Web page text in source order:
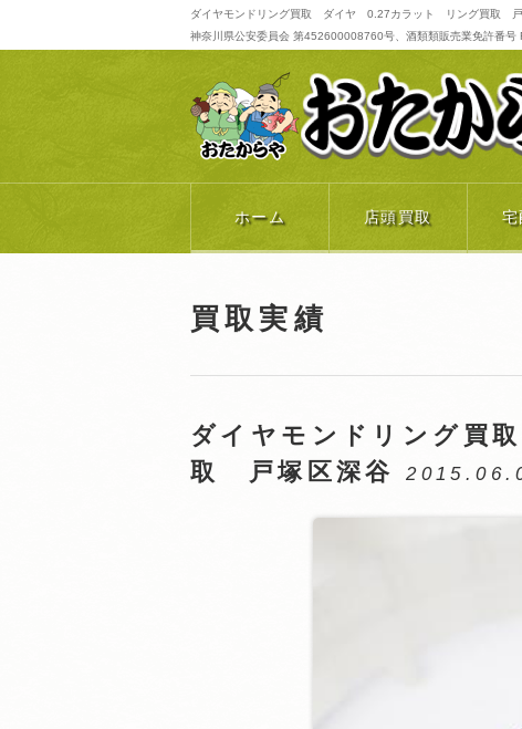
ダイヤモンドリング買取 ダイヤ 0.27カラット リング買取 戸
神奈川県公安委員会 第452600008760号、酒類類販売業免許番号
ホーム 店頭買取 宅
買取実績
ダイヤモンドリング
取 戸塚区深谷